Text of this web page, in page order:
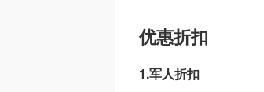
优惠折扣
1.军人折扣